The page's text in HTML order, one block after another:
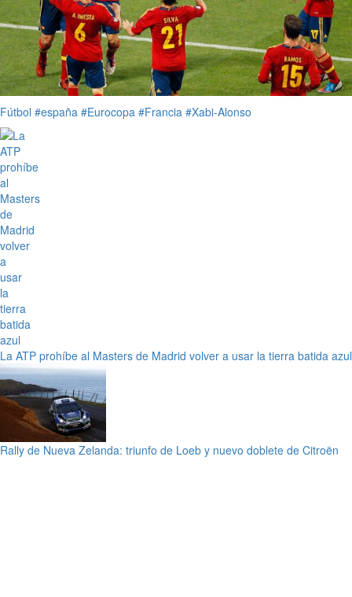
Fútbol #españa #Eurocopa #Francia #Xabi-Alonso
La ATP prohíbe al Masters de Madrid volver a usar la tierra batida azul
Rally de Nueva Zelanda: triunfo de Loeb y nuevo doblete de Citroën